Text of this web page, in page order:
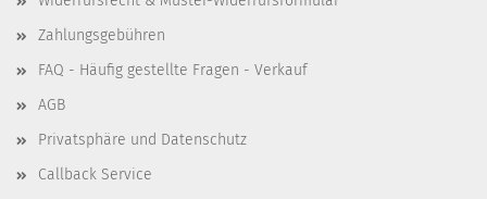
Zahlungsgebühren
FAQ - Häufig gestellte Fragen - Verkauf
AGB
Privatsphäre und Datenschutz
Callback Service